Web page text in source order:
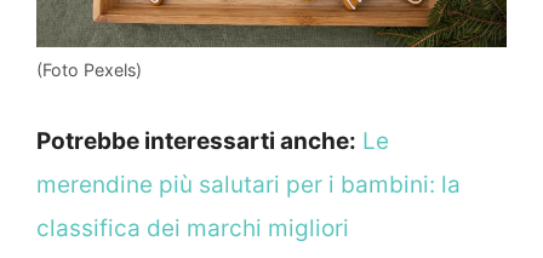
(Foto Pexels)
Potrebbe interessarti anche: Le
merendine più salutari per i bambini: la
classifica dei marchi migliori